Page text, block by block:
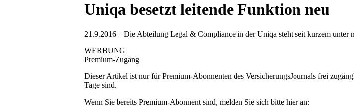
Uniqa besetzt leitende Funktion neu
21.9.2016 – Die Abteilung Legal & Compliance in der Uniqa steht seit kurzem unter
WERBUNG
Premium-Zugang
Dieser Artikel ist nur für Premium-Abonnenten des VersicherungsJournals frei
Tage sind.
Wenn Sie bereits Premium-Abonnent sind, melden Sie sich bitte hier an: